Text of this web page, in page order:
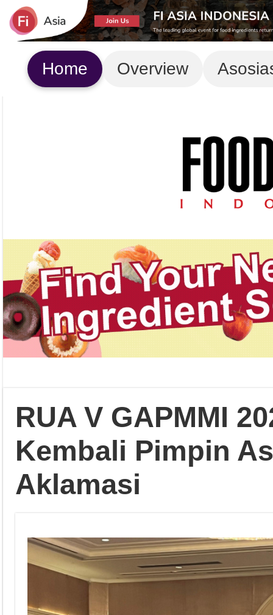
Home Overview
RUA V GAPMMI
Kembali Pimpin
Aklamasi